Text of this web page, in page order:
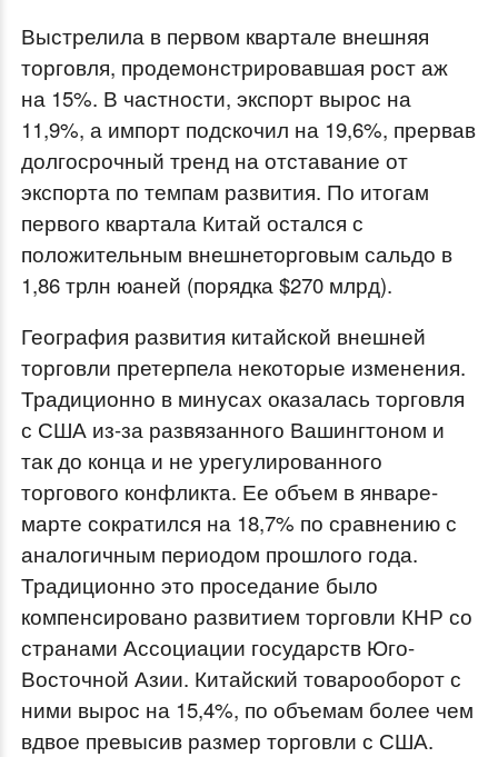
Выстрелила в первом квартале внешняя
торговля, продемонстрировавшая рост аж
на 15%. В частности, экспорт вырос на
11,9%, а импорт подскочил на 19,6%, прервав
долгосрочный тренд на отставание от
экспорта по темпам развития. По итогам
первого квартала Китай остался с
положительным внешнеторговым сальдо в
1,86 трлн юаней (порядка $270 млрд).
География развития китайской внешней
торговли претерпела некоторые изменения.
Традиционно в минусах оказалась торговля
с США из-за развязанного Вашингтоном и
так до конца и не урегулированного
торгового конфликта. Ее объем в январе-
марте сократился на 18,7% по сравнению с
аналогичным периодом прошлого года.
Традиционно это проседание было
компенсировано развитием торговли КНР со
странами Ассоциации государств Юго-
Восточной Азии. Китайский товарооборот с
ними вырос на 15,4%, по объемам более чем
вдвое превысив размер торговли с США.